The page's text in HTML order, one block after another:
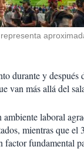
durante y después
van más allá del
laboral
mientras que el
fundamental